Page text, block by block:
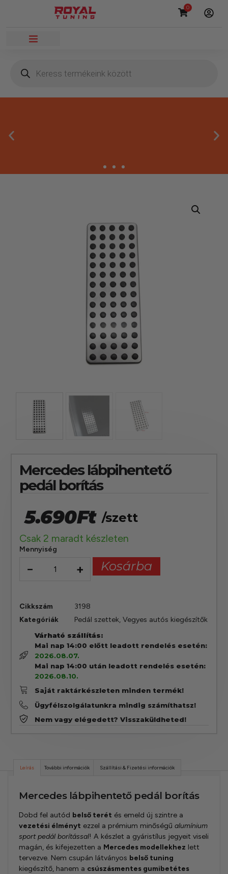
0
kézhez kapd a csomagod.
Mercedes lábpihentető
pedál borítás
5.690Ft /szett
Csak 2 maradt készleten
Mennyiség
− + Kosárba
Cikkszám
3198
Kategóriák
Pedál szettek,Vegyes autós kiegészítők
Várható szállítás:
Mai nap 14:00 előtt leadott rendelés esetén:
2026.08.07.
Mai nap 14:00 után leadott rendelés esetén:
2026.08.10.
Saját raktárkészleten minden termék!
Ügyfélszolgálatunkra mindig számíthatsz!
Nem vagy elégedett? Visszaküldheted!
Leírás További információk Szállítási & Fizetési információk
Mercedes lábpihentető pedál borítás
Dobd fel autód belső terét és emeld új szintre a
vezetési élményt ezzel a prémium minőségűalumínium
sport pedál borítással! A készlet a gyáristílus jegyeit viseli
magán, és kifejezetten a Mercedes modellekhez lett
tervezve. Nem csupán látványos belső tuning
kiegészítő, hanem a csúszásmentes gumibetétes